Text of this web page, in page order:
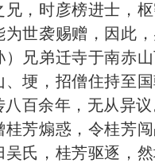
兄，时彦榜进士，
为世袭赐赠，因此
）兄弟迁寺于南赤
、埂，招僧住持至
八百余年，无从异
桂芳煽惑，令桂芳
吴氏，桂芳驱逐，